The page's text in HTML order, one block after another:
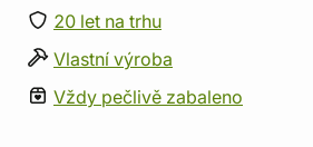
20 let na trhu
Vlastní výroba
Vždy pečlivě zabaleno